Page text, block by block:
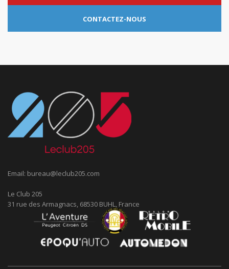
CONTACTEZ-NOUS
Email: bureau@leclub205.com
Le Club 205
31 rue des Armagnacs, 68530 BUHL, France